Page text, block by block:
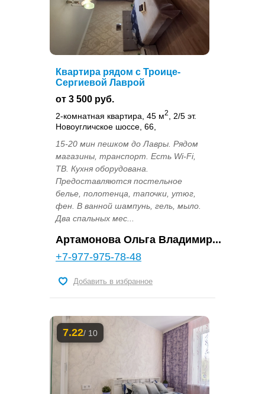
Квартира рядом с Троице-
Сергиевой Лаврой
от 3 500 руб.
2-комнатная квартира, 45 м2
, 2/5 эт.
Новоугличское шоссе, 66,
15-20 мин пешком до Лавры. Рядом
магазины, транспорт. Есть Wi-Fi,
ТВ. Кухня оборудована.
Предоставляются постельное
белье, полотенца, тапочки, утюг,
фен. В ванной шампунь, гель, мыло.
Два спальных мес...
Артамонова Ольга Владимир...
+7-977-975-78-48
Добавить в избранное
7.22/ 10